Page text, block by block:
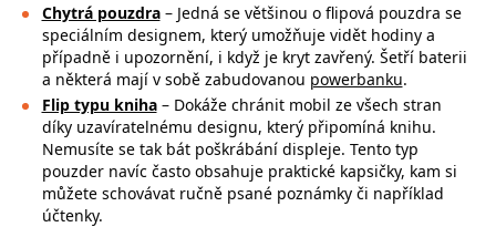
Chytrá pouzdra– Jedná se většinou o flipová pouzdra se
speciálním designem, který umožňuje vidět hodiny a
případně i upozornění, i když je kryt zavřený. Šetří baterii
a některá mají v sobě zabudovanou powerbanku.
Flip typu kniha– Dokáže chránit mobil ze všech stran
díky uzavíratelnému designu, který připomíná knihu.
Nemusíte se tak bát poškrábání displeje. Tento typ
pouzder navíc často obsahuje praktické kapsičky, kam si
můžete schovávat ručně psané poznámky či například
účtenky.